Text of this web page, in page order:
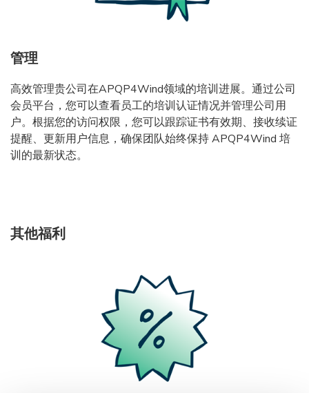
管理
高效管理贵公司在APQP4Wind领域的培训进展。通过公司
会员平台，您可以查看员工的培训认证情况并管理公司用
户。根据您的访问权限，您可以跟踪证书有效期、接收续证
提醒、更新用户信息，确保团队始终保持 APQP4Wind 培
训的最新状态。
其他福利